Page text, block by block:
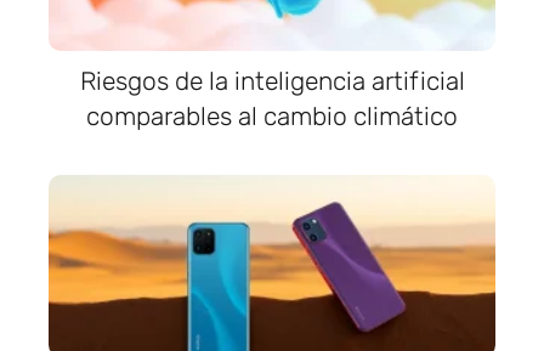
Riesgos de la inteligencia artificial
comparables al cambio climático